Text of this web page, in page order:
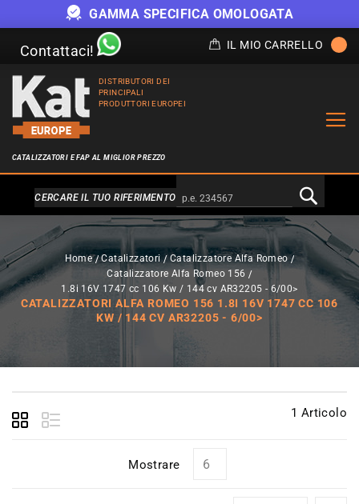
GAMMA SPECIFICA OMOLOGATA
Contattaci! IL MIO CARRELLO
DISTRIBUTORI DEI
PRINCIPALI
PRODUTTORI EUROPEI
CATALIZZATORI E FAP AL MIGLIOR PREZZO
Alternativa a Doofinder
CERCARE IL TUO RIFERIMENTO
Home Catalizzatori Catalizzatore Alfa Romeo
Catalizzatore Alfa Romeo 156
1.8i 16V 1747 cc 106 Kw / 144 cv AR32205 - 6/00>
CATALIZZATORI ALFA ROMEO 156 1.8I 16V 1747 CC 106
KW / 144 CV AR32205 - 6/00>
1 Articolo
Mostrare